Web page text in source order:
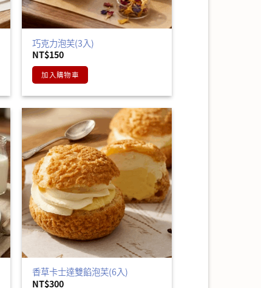
巧克力泡芙(3入)
NT$150
加入購物車
香草卡士達雙餡泡芙(6入)
NT$300